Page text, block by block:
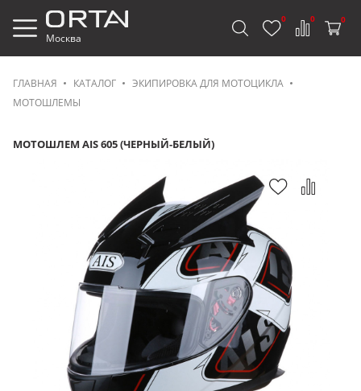
Москва
0 0 0
ГЛАВНАЯ КАТАЛОГ
ЭКИПИРОВКА ДЛЯ МОТОЦИКЛА
МОТОШЛЕМЫ
МОТОШЛЕМ AIS 605 (ЧЕРНЫЙ-БЕЛЫЙ)